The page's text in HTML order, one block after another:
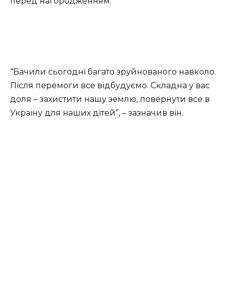
“Бачили сьогодні багато зруйнованого навколо.
Після перемоги все відбудуємо. Складна у вас
доля – захистити нашу землю, повернути все в
Україну для наших дітей”, – зазначив він.